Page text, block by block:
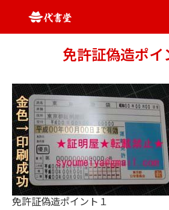
免許証偽造ポイ
免許証偽造ポイント１